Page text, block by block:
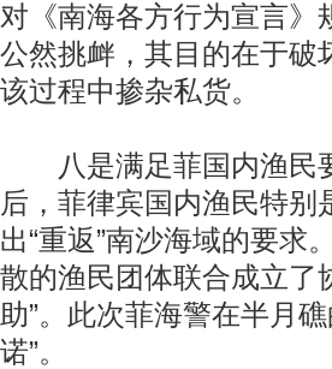
对《南海各方行为宣言》
公然挑衅，其目的在于破
该过程中掺杂私货。
八是满足菲国内渔民
后，菲律宾国内渔民特
出“重返”南沙海域的要求
散的渔民团体联合成立了
助”。此次菲海警在半月
诺”。